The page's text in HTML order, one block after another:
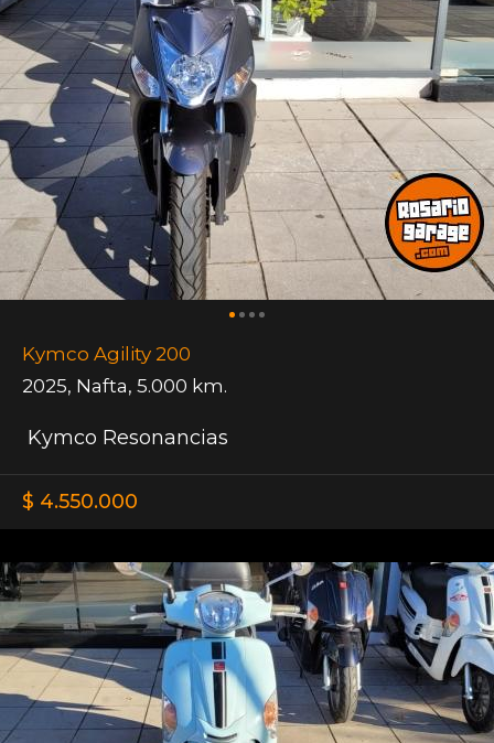
Kymco Agility 200
2025, Nafta, 5.000 km.
Kymco Resonancias
$ 4.550.000